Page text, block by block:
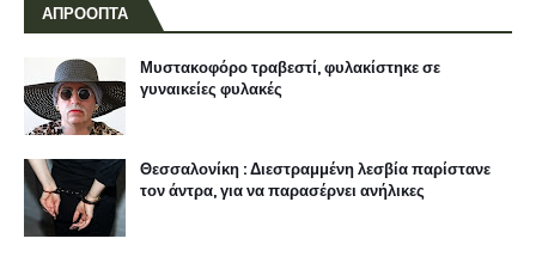
ΑΠΡΟΟΠΤΑ
Μυστακοφόρο τραβεστί, φυλακίστηκε σε
γυναικείες φυλακές
Θεσσαλονίκη : Διεστραμμένη λεσβία παρίστανε
τον άντρα, για να παρασέρνει ανήλικες